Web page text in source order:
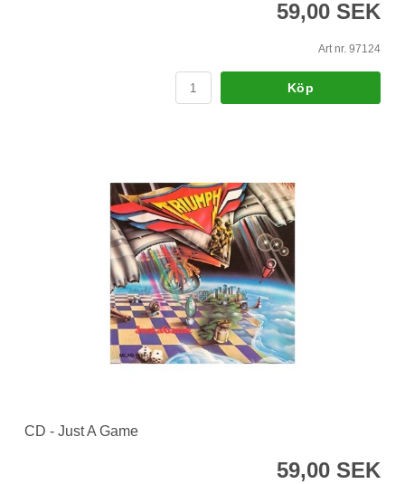
59,00 SEK
Art nr. 97124
Köp
CD - Just A Game
59,00 SEK